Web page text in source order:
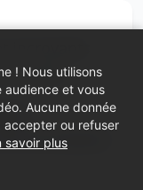
incroyants
nos propres
! Nous utilisons
audience et vous
Aucune donnée
accepter ou refuser
savoir plus